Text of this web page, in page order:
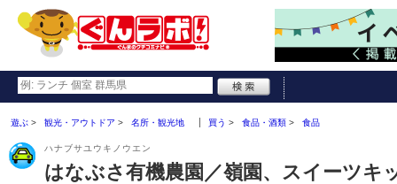
遊ぶ 観光・アウトドア 名所・観光地 買う 食品・酒類 食品
ハナブサユウキノウエン
はなぶさ有機農園／嶺園、スイーツキ